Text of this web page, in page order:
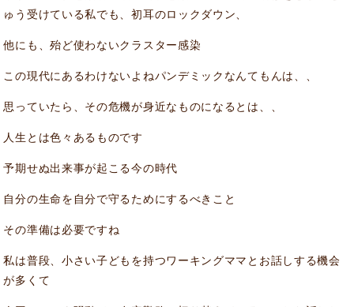
ゅう受けている私でも、初耳のロックダウン、
他にも、殆ど使わないクラスター感染
この現代にあるわけないよねパンデミックなんてもんは、、
思っていたら、その危機が身近なものになるとは、、
人生とは色々あるものです
予期せぬ出来事が起こる今の時代
自分の生命を自分で守るためにするべきこと
その準備は必要ですね
私は普段、小さい子どもを持つワーキングママとお話しする機会
が多くて